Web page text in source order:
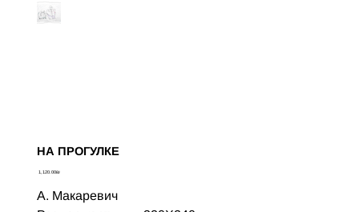
НА ПРОГУЛКЕ
Цена‏1,120.00 ‏₪
А. Макаревич